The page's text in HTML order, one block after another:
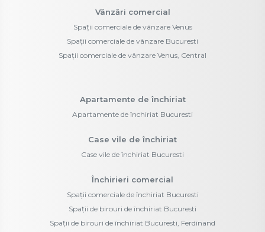
Vânzări comercial
Spații comerciale de vânzare Venus
Spații comerciale de vânzare Bucuresti
Spații comerciale de vânzare Venus, Central
Apartamente de închiriat
Apartamente de închiriat Bucuresti
Case vile de închiriat
Case vile de închiriat Bucuresti
Închirieri comercial
Spații comerciale de închiriat Bucuresti
Spații de birouri de închiriat Bucuresti
Spații de birouri de închiriat Bucuresti, Ferdinand